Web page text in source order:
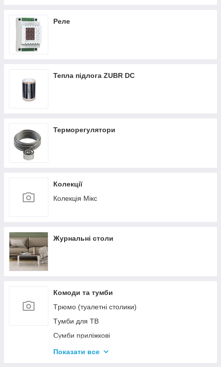
Реле
Тепла підлога ZUBR DC
Терморегулятори
Колекції
Колекція Мікс
Журнальні столи
Комоди та тумби
Tрюмо (туалетні столики)
Tумби для ТВ
Сумби приліжкові
Комоди
Показати все